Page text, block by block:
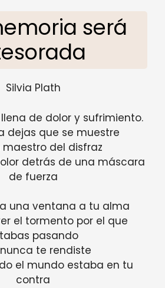
será
Silvia Plath
de dolor y sufrimiento.
dejas que se muestre
maestro del disfraz
detrás de una máscara
de fuerza
una ventana a tu alma
el tormento por el que
pasando
te rendiste
el mundo estaba en tu
contra